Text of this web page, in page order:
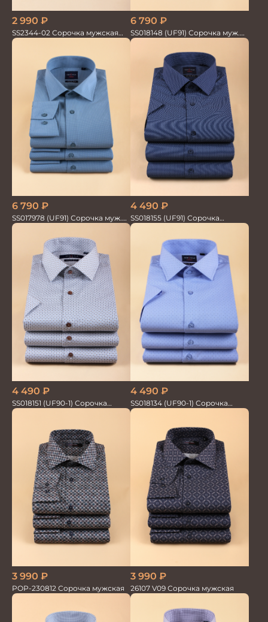
2 990 ₽
SS2344-02 Сорочка мужская
кор.рукав бамбук
6 790 ₽
SS018148 (UF91) Сорочка муж.
дл. рук. GROSTYLE TRENDY
6 790 ₽
SS017978 (UF91) Сорочка муж.
дл. рук. GROSTYLE TRENDY
4 490 ₽
SS018155 (UF91) Сорочка
мужская GROSTYLE TRENDY
4 490 ₽
SS018151 (UF90-1) Сорочка
мужская GROSTYLE PRIME
4 490 ₽
SS018134 (UF90-1) Сорочка
мужская GROSTYLE TRENDY
3 990 ₽
POP-230812 Сорочка мужская
3 990 ₽
26107 V09 Сорочка мужская